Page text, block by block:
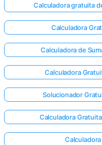
Calculadora gratuita
Calculadora
Calculadora de
Calculadora
Solucionador
Calculadora